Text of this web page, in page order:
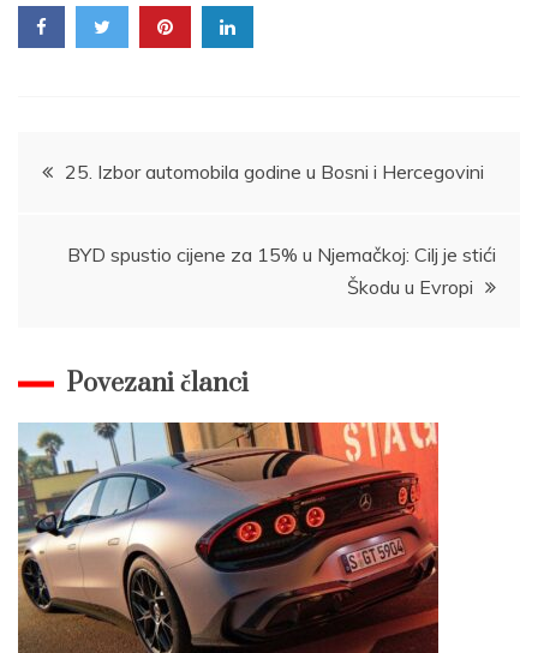
Post25. Izbor automobila godine u Bosni i Hercegovini
BYD spustio cijene za 15% u Njemačkoj: Cilj je stići
Škodu u Evropi
Povezani članci